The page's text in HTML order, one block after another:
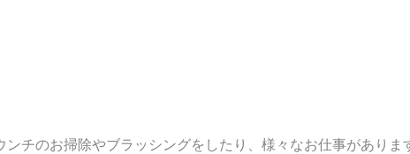
チのお掃除やブラッシングをしたり、様々なお仕事がありま